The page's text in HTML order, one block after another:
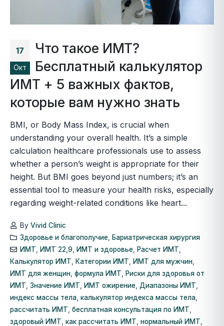
17
Окт
Что такое ИМТ?
Бесплатный калькулятор
ИМТ + 5 важных фактов,
которые вам нужно знать
BMI, or Body Mass Index, is crucial when
understanding your overall health. It’s a simple
calculation healthcare professionals use to assess
whether a person’s weight is appropriate for their
height. But BMI goes beyond just numbers; it’s an
essential tool to measure your health risks, especially
regarding weight-related conditions like heart...
By Vivid Clinic
Здоровье и благополучие,
Бариатрическая хирургия
ИМТ
ИМТ 22,9, ИМТ и здоровье, Расчет ИМТ
Калькулятор ИМТ
Категории ИМТ ИМТ для мужчин
ИМТ для женщин формула ИМТ
Риски для здоровья от
ИМТ Значение ИМТ ИМТ ожирение Диапазоны ИМТ
индекс массы тела калькулятор индекса массы тела
рассчитать ИМТ бесплатная консультация по ИМТ
здоровый ИМТ как рассчитать ИМТ нормальный ИМТ